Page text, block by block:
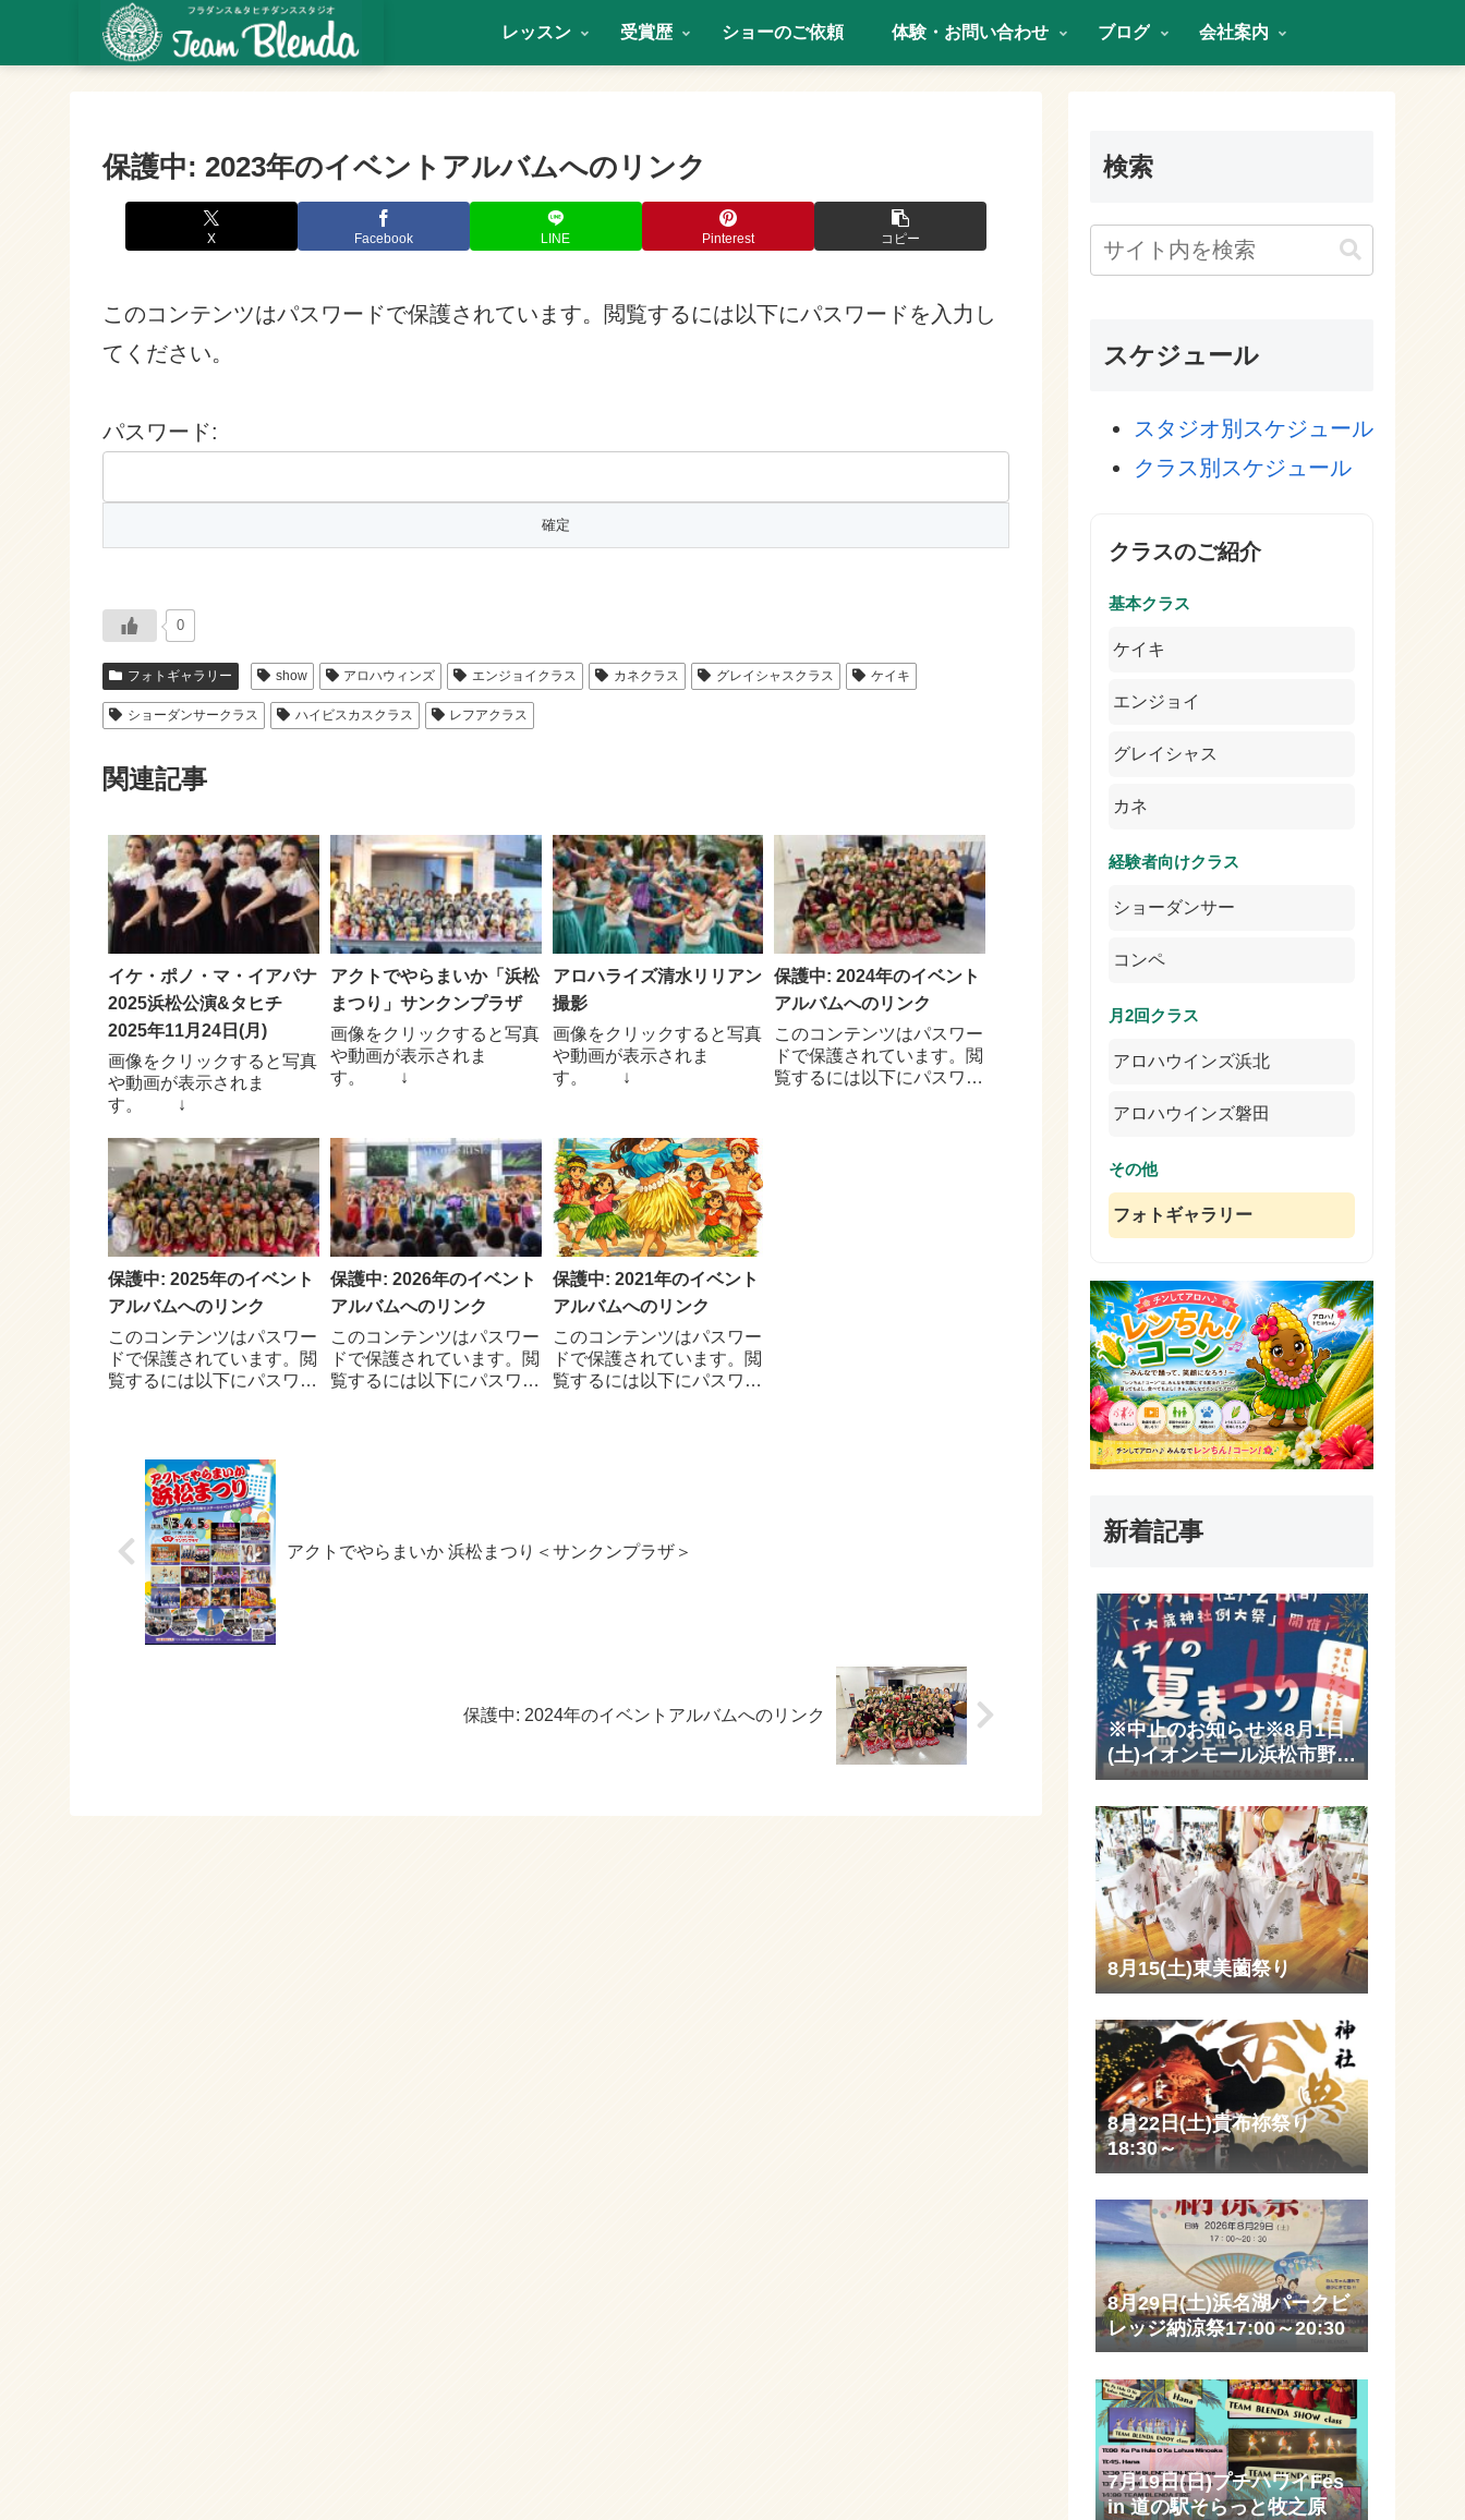
レッスン 受賞歴 ショーのご依頼 体験・お問い合わせ ブログ 会社案内
保護中: 2023年のイベントアルバムへのリンク
X Facebook LINE Pinterest コピー
このコンテンツはパスワードで保護されています。閲覧するには以下にパスワードを入力し
てください。
パスワード:
0
フォトギャラリー show アロハウィンズ エンジョイクラス カネクラス グレイシャスクラス ケイキ
ショーダンサークラス ハイビスカスクラス レフアクラス
関連記事
イケ・ポノ・マ・イアパナ
2025浜松公演&タヒチ
2025年11月24日(月)
画像をクリックすると写真
や動画が表示されま
す。 ↓
アクトでやらまいか「浜松
まつり」サンクンプラザ
画像をクリックすると写真
や動画が表示されま
す。 ↓
アロハライズ清水リリアン
撮影
画像をクリックすると写真
や動画が表示されま
す。 ↓
保護中: 2024年のイベント
アルバムへのリンク
このコンテンツはパスワー
ドで保護されています。閲
覧するには以下にパスワー
保護中: 2025年のイベント
アルバムへのリンク
このコンテンツはパスワー
ドで保護されています。閲
覧するには以下にパスワー
保護中: 2026年のイベント
アルバムへのリンク
このコンテンツはパスワー
ドで保護されています。閲
覧するには以下にパスワー
保護中: 2021年のイベント
アルバムへのリンク
このコンテンツはパスワー
ドで保護されています。閲
覧するには以下にパスワー
アクトでやらまいか 浜松まつり＜サンクンプラザ＞
保護中: 2024年のイベントアルバムへのリンク
検索
スケジュール
スタジオ別スケジュール
クラス別スケジュール
クラスのご紹介
基本クラス
ケイキ
エンジョイ
グレイシャス
カネ
経験者向けクラス
ショーダンサー
コンペ
月2回クラス
アロハウインズ浜北
アロハウインズ磐田
その他
フォトギャラリー
新着記事
※中止のお知らせ※8月1日
(土)イオンモール浜松市野屋
上イベントは熊本の震災(イ
オンモール爆発)を受け開催
されなくなりました。
8月15(土)東美薗祭り
8月22日(土)貴布祢祭り
18:30～
8月29日(土)浜名湖パークビ
レッジ納涼祭17:00～20:30
7月19日(日)プチハワイFes
in 道の駅そらっと牧之原